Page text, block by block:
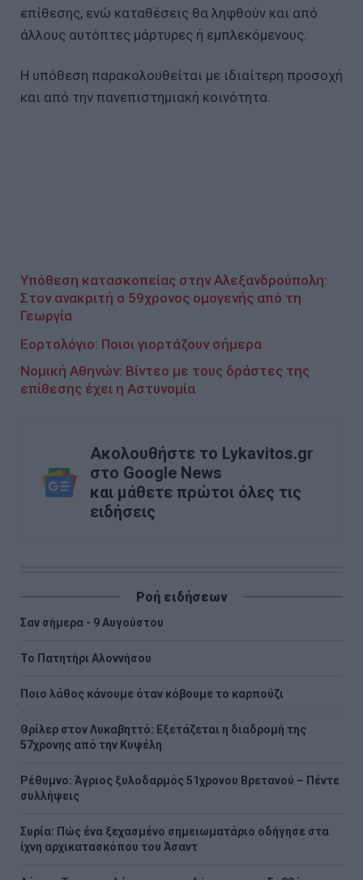
επίθεσης, ενώ καταθέσεις θα ληφθούν και από
άλλους αυτόπτες μάρτυρες ή εμπλεκόμενους.
Η υπόθεση παρακολουθείται με ιδιαίτερη προσοχή
και από την πανεπιστημιακή κοινότητα.
Υπόθεση κατασκοπείας στην Αλεξανδρούπολη:
Στον ανακριτή ο 59χρονος ομογενής από τη
Γεωργία
Εορτολόγιο: Ποιοι γιορτάζουν σήμερα
Νομική Αθηνών: Βίντεο με τους δράστες της
επίθεσης έχει η Αστυνομία
Ακολουθήστε το Lykavitos.gr
στο Google News
και μάθετε πρώτοι όλες τις
ειδήσεις
Ροή ειδήσεων
Σαν σήμερα - 9 Αυγούστου
Το Πατητήρι Αλοννήσου
Ποιο λάθος κάνουμε όταν κόβουμε το καρπούζι
Θρίλερ στον Λυκαβηττό: Εξετάζεται η διαδρομή της
57χρονης από την Κυψέλη
Ρέθυμνο: Άγριος ξυλοδαρμός 51χρονου Βρετανού – Πέντε
συλλήψεις
Συρία: Πώς ένα ξεχασμένο σημειωματάριο οδήγησε στα
ίχνη αρχικατασκόπου του Άσαντ